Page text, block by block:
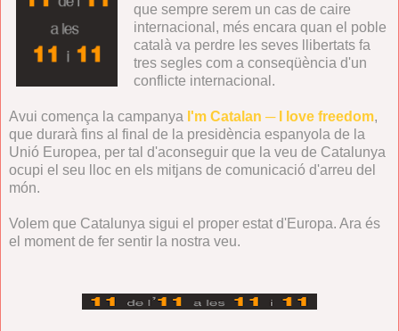
que sempre serem un cas de caire
internacional, més encara quan el poble
català va perdre les seves llibertats fa
tres segles com a conseqüència d'un
conflicte internacional.
Avui comença la campanya I'm Catalan ─ I love freedom,
que durarà fins al final de la presidència espanyola de la
Unió Europea, per tal d'aconseguir que la veu de Catalunya
ocupi el seu lloc en els mitjans de comunicació d'arreu del
món.
Volem que Catalunya sigui el proper estat d'Europa. Ara és
el moment de fer sentir la nostra veu.